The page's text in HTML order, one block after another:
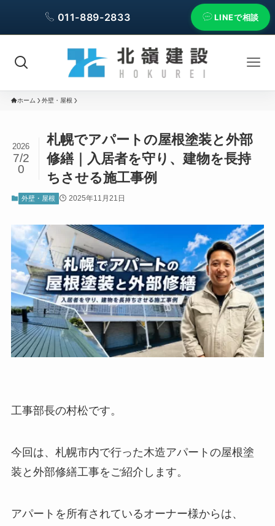
011-889-2833 LINEで相談
ホーム 外壁・屋根
札幌でアパートの屋根塗装と外部
修繕｜入居者を守り、建物を長持
ちさせる施工事例
2026
7/2
0
外壁・屋根 2025年11月21日
工事部長の村松です。
今回は、札幌市内で行った木造アパートの屋根塗
装と外部修繕工事をご紹介します。
アパートを所有されているオーナー様からは、